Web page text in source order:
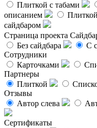
Плиткой с табами
описанием
сайдбаром
Страница проекта
Без сайдбара
С
Сотрудники
Карточками
Партнеры
Плиткой
Отзывы
Автор слева
Сертификаты